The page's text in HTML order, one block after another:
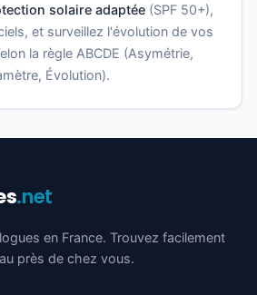
solaire adaptée (SPF 50+),
et surveillez l'évolution de vos
la règle ABCDE (Asymétrie,
Évolution).
.net
en France. Trouvez facilement
près de chez vous.